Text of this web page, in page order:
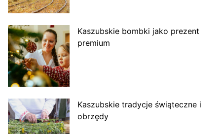
Kaszubskie bombki jako prezent
premium
Kaszubskie tradycje świąteczne i
obrzędy